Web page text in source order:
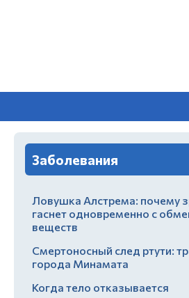
Заболевания
Ловушка Алстрема: почему
гаснет одновременно с
веществ
Смертоносный след ртути:
города Минамата
Когда тело отказывается